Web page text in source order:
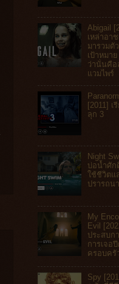
Abigail
เหล่าอา
มารวมตั
เป้าหมา
ว่านั่นคือ
แวมไพร์
[2011] เ
ลุก 3
Night
บ่อน้ำศัก
ใช้ชีวิตแ
ปรารถน
My
Evil
ประสบก
การเจอ
ครอบครั
Spy